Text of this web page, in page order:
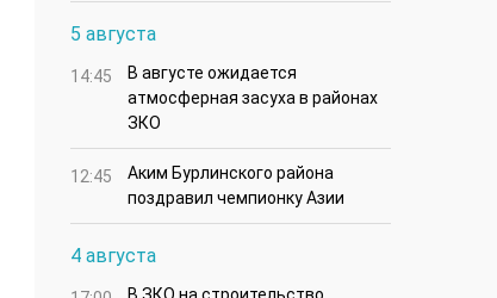
5 августа
14:45
В августе ожидается
атмосферная засуха в районах
ЗКО
12:45
Аким Бурлинского района
поздравил чемпионку Азии
4 августа